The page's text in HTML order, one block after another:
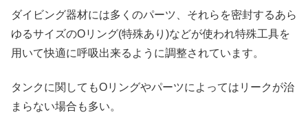
ダイビング器材には多くのパーツ、それらを密封するあら
ゆるサイズのOリング(特殊あり)などが使われ特殊工具を
用いて快適に呼吸出来るように調整されています。
タンクに関してもOリングやパーツによってはリークが治
まらない場合も多い。